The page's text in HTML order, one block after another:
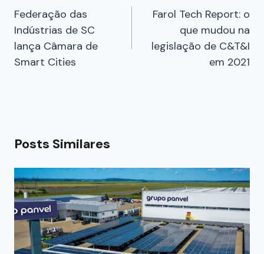
Federação das
Indústrias de SC
lança Câmara de
Smart Cities
Farol Tech Report: o
que mudou na
legislação de C&T&I
em 2021
Posts Similares